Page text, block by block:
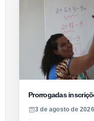
Prorrogadas
3 de agosto de 2026